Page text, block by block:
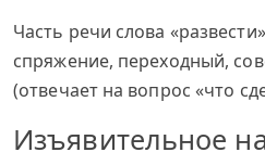
Часть речи слова
спряжение, переходный,
(отвечает на вопрос «что
Изъявительное